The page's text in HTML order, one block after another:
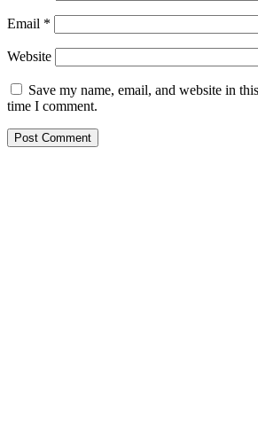
Email *
Website
Save my name, email, and website in
time I comment.